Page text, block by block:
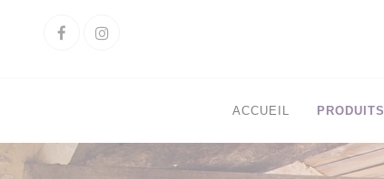
FacebookInstagram
ACCUEIL PRODUITS